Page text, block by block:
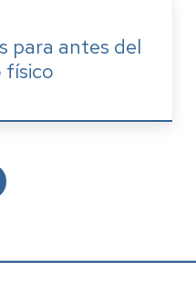
para antes del
físico